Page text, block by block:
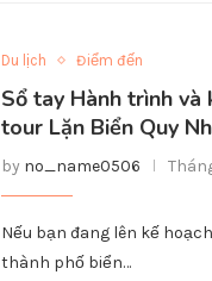
Du lịch Điểm đến
Sổ tay Hành trình và
tour Lặn Biển Quy
by no_name0506
Nếu bạn đang lên kế
thành phố biển…